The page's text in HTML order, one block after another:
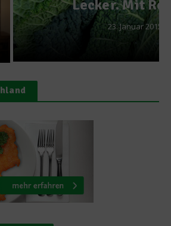
Mit Rezept!
23. Januar 2015